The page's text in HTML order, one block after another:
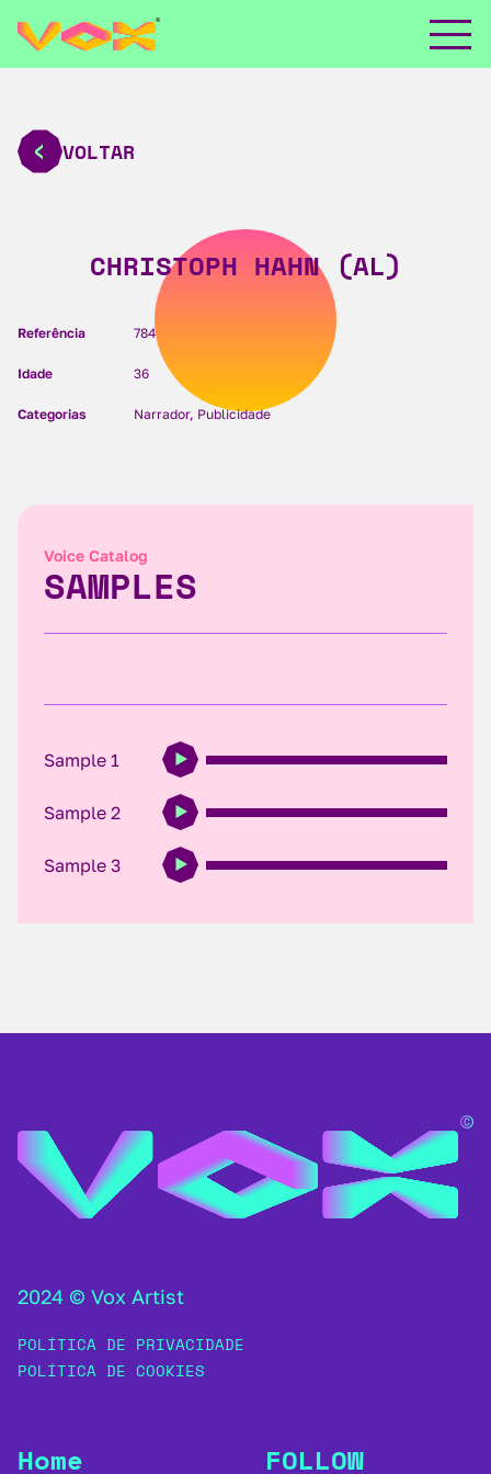
VOLTAR
CHRISTOPH HAHN (AL)
Referência 784
Idade 36
Categorias Narrador, Publicidade
Voice Catalog
SAMPLES
Sample 1
Sample 2
Sample 3
2024 © Vox Artist
POLÍTICA DE PRIVACIDADE
POLÍTICA DE COOKIES
Home FOLLOW